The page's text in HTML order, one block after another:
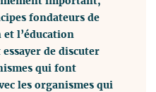
fondateurs de
et l’éducation
de discuter
qui font
les organismes qui